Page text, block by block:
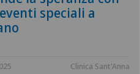
speciali a
Clinica Sant'Anna